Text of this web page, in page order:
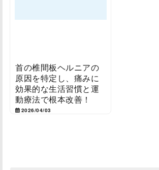
首の椎間板ヘルニアの
原因を特定し、痛みに
効果的な生活習慣と運
動療法で根本改善！
2026/04/03